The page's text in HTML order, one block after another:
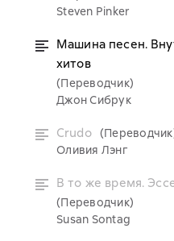
Steven Pinker
Машина песен.
хитов
(Переводчик)
Джон Сибрук
Crudo
Оливия Лэнг
В то же время.
(Переводчик)
Susan Sontag